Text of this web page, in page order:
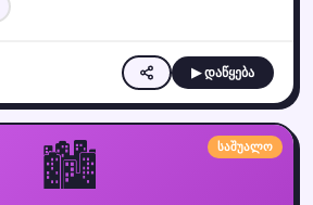
▶ დაწყება
🏙️ საშუალო